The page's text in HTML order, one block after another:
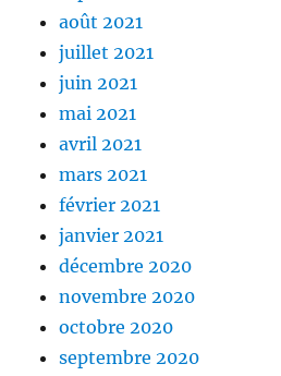
août 2021
juillet 2021
juin 2021
mai 2021
avril 2021
mars 2021
février 2021
janvier 2021
décembre 2020
novembre 2020
octobre 2020
septembre 2020